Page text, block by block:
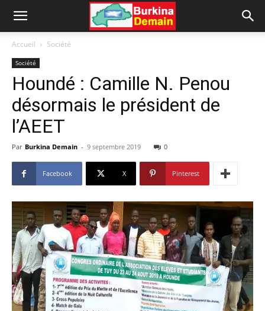
Accueil Société
Société
Houndé : Camille N. Penou
désormais le président de
l’AEET
Par Burkina Demain - 9 septembre 2019 0
Facebook X Pinterest